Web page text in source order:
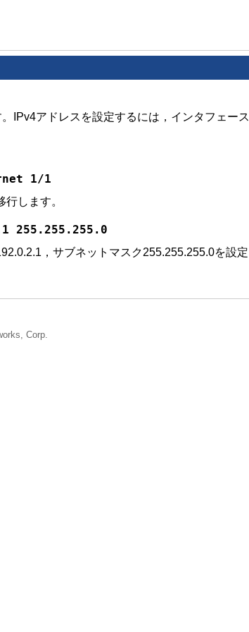
IPv4アドレスを設定するには，インタフェー
1/1
します。
255.255.255.0
，サブネットマスク255.255.255.0を設定
Corp.